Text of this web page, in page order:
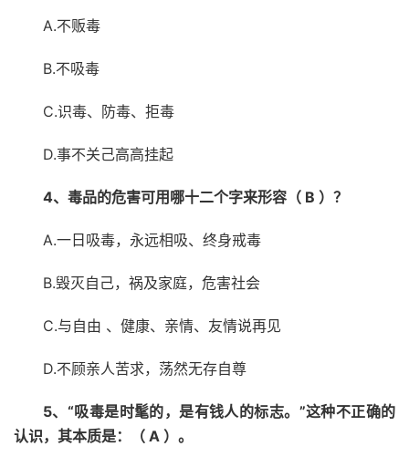
A.不贩毒
B.不吸毒
C.识毒、防毒、拒毒
D.事不关己高高挂起
4、 毒品的危害可用哪十二个字来形容（ B ）？
A.一日吸毒，永远相吸、终身戒毒
B.毁灭自己，祸及家庭，危害社会
C.与自由 、健康、亲情、友情说再见
D.不顾亲人苦求，荡然无存自尊
5、“吸毒是时髦的，是有钱人的标志。”这种不正确的
认识，其本质是：（ A ）。